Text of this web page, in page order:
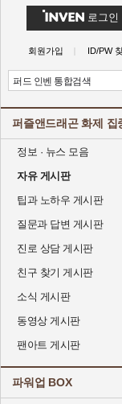
로그인
회원가입 ID/PW
퍼즐앤드래곤 화제 집
정보 · 뉴스 모음
자유 게시판
팁과 노하우 게시판
질문과 답변 게시판
진로 상담 게시판
친구 찾기 게시판
소식 게시판
동영상 게시판
팬아트 게시판
파워업 BOX